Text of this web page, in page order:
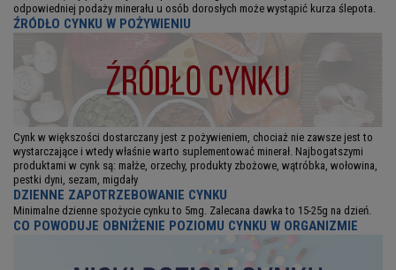
odpowiedniej podaży minerału u osób dorosłych może wystąpić kurza ślepota.
ŹRÓDŁO CYNKU W POŻYWIENIU
Cynk w większości dostarczany jest z pożywieniem, chociaż nie zawsze jest to
wystarczające i wtedy właśnie warto suplementować minerał. Najbogatszymi
produktami w cynk są: małże, orzechy, produkty zbożowe, wątróbka, wołowina,
pestki dyni, sezam, migdały
DZIENNE ZAPOTRZEBOWANIE CYNKU
Minimalne dzienne spożycie cynku to 5mg. Zalecana dawka to 15-25g na dzień.
CO POWODUJE OBNIŻENIE POZIOMU CYNKU W ORGANIZMIE